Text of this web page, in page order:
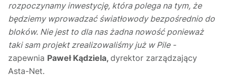
rozpoczynamy inwestycję, która polega na tym, że
będziemy wprowadzać światłowody bezpośrednio do
bloków. Nie jest to dla nas żadna nowość ponieważ
taki sam projekt zrealizowaliśmy już w Pile -
zapewnia Paweł Kądziela, dyrektor zarządzający
Asta-Net.